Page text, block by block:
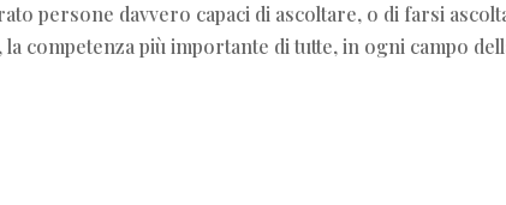
persone davvero capaci di ascoltare, o di farsi
la competenza più importante di tutte, in ogni campo